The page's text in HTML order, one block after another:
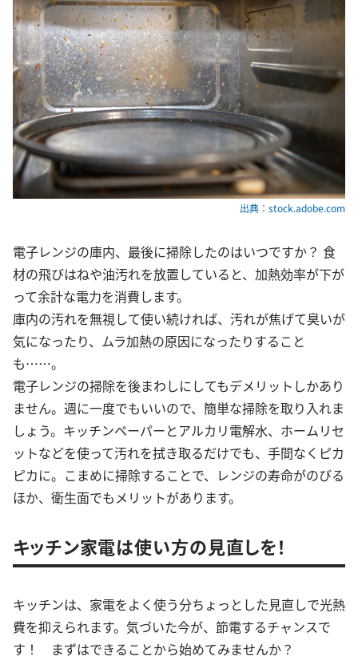
出典：stock.adobe.com
電子レンジの庫内、最後に掃除したのはいつですか？ 食
材の飛びはねや油汚れを放置していると、加熱効率が下が
って余計な電力を消費します。
庫内の汚れを無視して使い続ければ、汚れが焦げて臭いが
気になったり、ムラ加熱の原因になったりすること
も……。
電子レンジの掃除を後まわしにしてもデメリットしかあり
ません。週に一度でもいいので、簡単な掃除を取り入れま
しょう。キッチンペーパーとアルカリ電解水、ホームリセ
ットなどを使って汚れを拭き取るだけでも、手間なくピカ
ピカに。こまめに掃除することで、レンジの寿命がのびる
ほか、衛生面でもメリットがあります。
キッチン家電は使い方の見直しを！
キッチンは、家電をよく使う分ちょっとした見直しで光熱
費を抑えられます。気づいた今が、節電するチャンスで
す！ まずはできることから始めてみませんか？